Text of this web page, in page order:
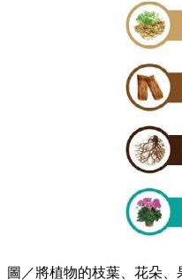
圖／將植物的枝葉、花朵